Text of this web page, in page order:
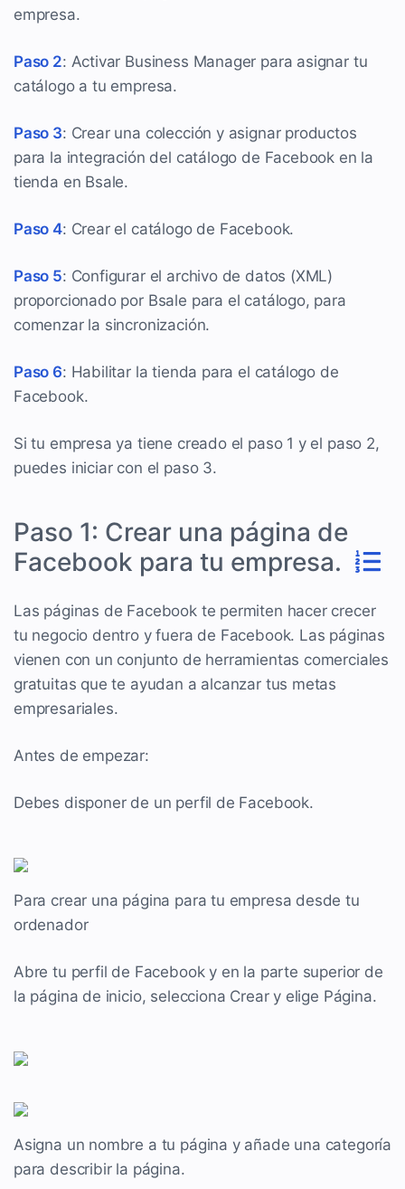
empresa.
Paso 2: Activar Business Manager para asignar tu
catálogo a tu empresa.
Paso 3: Crear una colección y asignar productos
para la integración del catálogo de Facebook en la
tienda en Bsale.
Paso 4: Crear el catálogo de Facebook.
Paso 5: Configurar el archivo de datos (XML)
proporcionado por Bsale para el catálogo, para
comenzar la sincronización.
Paso 6: Habilitar la tienda para el catálogo de
Facebook.
Si tu empresa ya tiene creado el paso 1 y el paso 2,
puedes iniciar con el paso 3.
Paso 1: Crear una página de
Facebook para tu empresa.
Las páginas de Facebook te permiten hacer crecer
tu negocio dentro y fuera de Facebook. Las páginas
vienen con un conjunto de herramientas comerciales
gratuitas que te ayudan a alcanzar tus metas
empresariales.
Antes de empezar:
Debes disponer de un perfil de Facebook.
Para crear una página para tu empresa desde tu
ordenador
Abre tu perfil de Facebook y en la parte superior de
la página de inicio, selecciona Crear y elige Página.
Asigna un nombre a tu página y añade una categoría
para describir la página.